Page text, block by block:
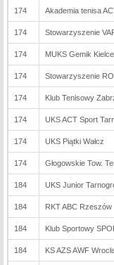
174 Akademia tenisa
174 Stowarzyszenie
174 MUKS Gemik Kielce
174 Stowarzyszenie
174 Klub Tenisowy
174 UKS ACT Sport
174 UKS Piątki Wałcz
174 Głogowskie Tow.
184 UKS Junior
184 RKT ABC Rzeszów
184 Klub Sportowy
184 KS AZS AWF